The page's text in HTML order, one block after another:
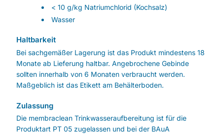
< 10 g/kg Natriumchlorid (Kochsalz)
Wasser
Haltbarkeit
Bei sachgemäßer Lagerung ist das Produkt mindestens 18
Monate ab Lieferung haltbar. Angebrochene Gebinde
sollten innerhalb von 6 Monaten verbraucht werden.
Maßgeblich ist das Etikett am Behälterboden.
Zulassung
Die membraclean Trinkwasseraufbereitung ist für die
Produktart PT 05 zugelassen und bei der BAuA